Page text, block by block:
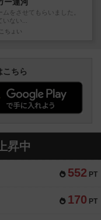
ー運河
をさせてもらいました。
いない...
ちょい
こちら
昇中
552 PT
170 PT